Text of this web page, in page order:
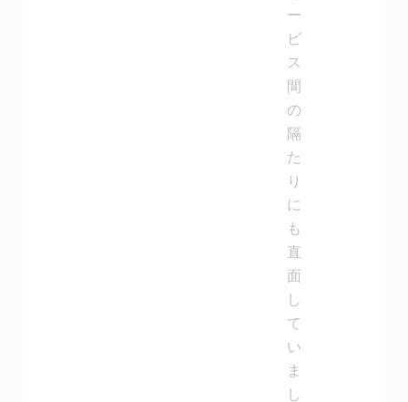
ー
ビ
ス
間
の
隔
た
り
に
も
直
面
し
て
い
ま
し